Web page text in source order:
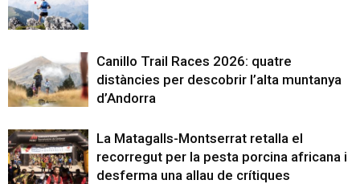
Canillo Trail Races 2026: quatre
distàncies per descobrir l’alta muntanya
d’Andorra
La Matagalls-Montserrat retalla el
recorregut per la pesta porcina africana i
desferma una allau de crítiques